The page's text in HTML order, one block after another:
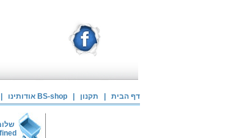
דף הבית תקנון אודותינו BS-shop